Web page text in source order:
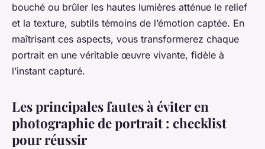
bouché ou brûler les hautes lumières atténue le relief
et la texture, subtils témoins de l’émotion captée. En
maîtrisant ces aspects, vous transformerez chaque
portrait en une véritable œuvre vivante, fidèle à
l’instant capturé.
Les principales fautes à éviter en
photographie de portrait : checklist
pour réussir